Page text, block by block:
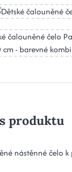
produktu
nástěnné čelo